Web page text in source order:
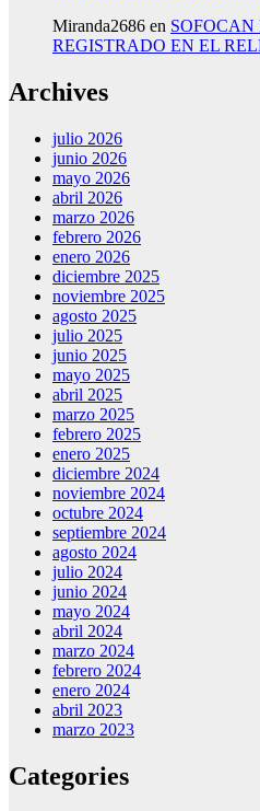
Miranda2686 en
REGISTRADO EN EL
Archives
julio 2026
junio 2026
mayo 2026
abril 2026
marzo 2026
febrero 2026
enero 2026
diciembre 2025
noviembre 2025
agosto 2025
julio 2025
junio 2025
mayo 2025
abril 2025
marzo 2025
febrero 2025
enero 2025
diciembre 2024
noviembre 2024
octubre 2024
septiembre 2024
agosto 2024
julio 2024
junio 2024
mayo 2024
abril 2024
marzo 2024
febrero 2024
enero 2024
abril 2023
marzo 2023
Categories